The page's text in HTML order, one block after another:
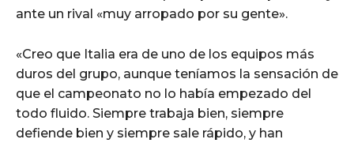
ante un rival «muy arropado por su gente».
«Creo que Italia era de uno de los equipos más
duros del grupo, aunque teníamos la sensación de
que el campeonato no lo había empezado del
todo fluido. Siempre trabaja bien, siempre
defiende bien y siempre sale rápido, y han